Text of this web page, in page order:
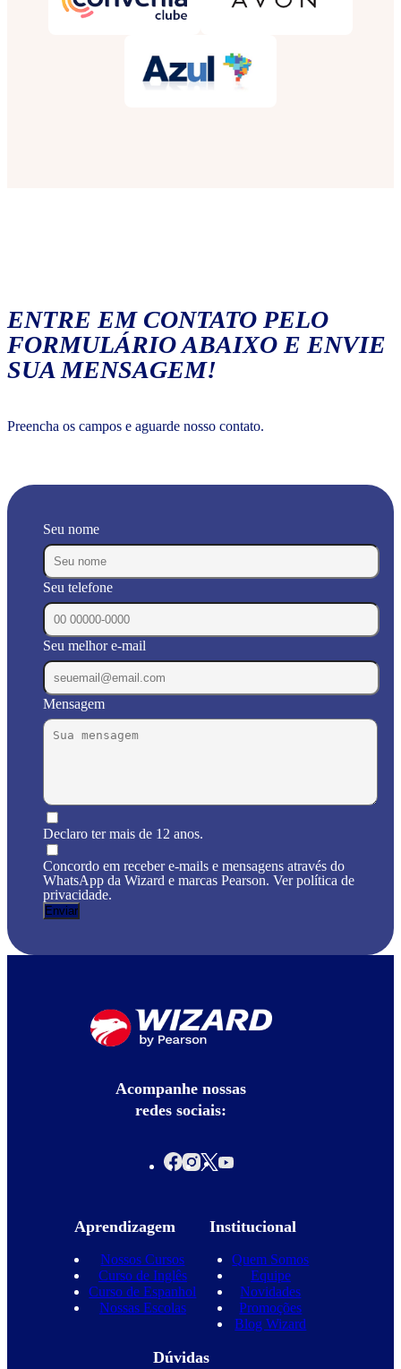
ENTRE EM CONTATO PELO
FORMULÁRIO ABAIXO E ENVIE
SUA MENSAGEM!
Preencha os campos e aguarde nosso contato.
Seu nome
Seu telefone
Seu melhor e-mail
Mensagem
Declaro ter mais de 12 anos.
Concordo em receber e-mails e mensagens através do
WhatsApp da Wizard e marcas Pearson. Ver política de
privacidade.
Acompanhe nossas
redes sociais:
Aprendizagem
Nossos Cursos
Curso de Inglês
Curso de Espanhol
Nossas Escolas
Institucional
Quem Somos
Equipe
Novidades
Promoções
Blog Wizard
Dúvidas